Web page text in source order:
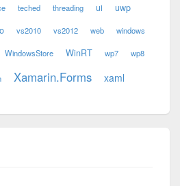
teched threading ui uwp
vs2010 vs2012 web windows
WindowsStore WinRT wp7 wp8
Xamarin.Forms xaml